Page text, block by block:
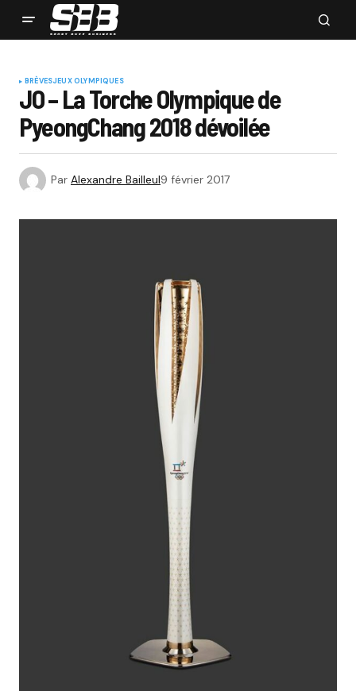
BRÈVESJEUX OLYMPIQUES
JO – La Torche Olympique de
PyeongChang 2018 dévoilée
Par Alexandre Bailleul9 février 2017